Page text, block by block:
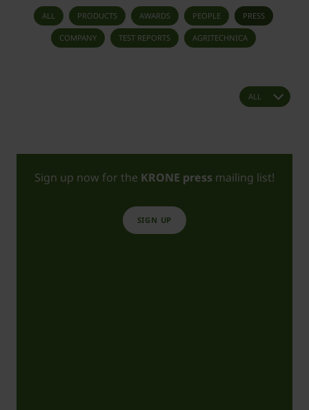
ALL PRODUCTS AWARDS PEOPLE PRESS
COMPANY TEST REPORTS AGRITECHNICA
Sign up now for the KRONE press mailing list!
SIGN UP